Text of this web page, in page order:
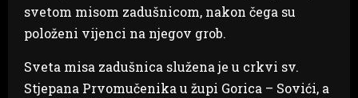
svetom misom zadušnicom, nakon čega su
položeni vijenci na njegov grob.
Sveta misa zadušnica služena je u crkvi sv.
Stjepana Prvomučenika u župi Gorica – Sovići, a